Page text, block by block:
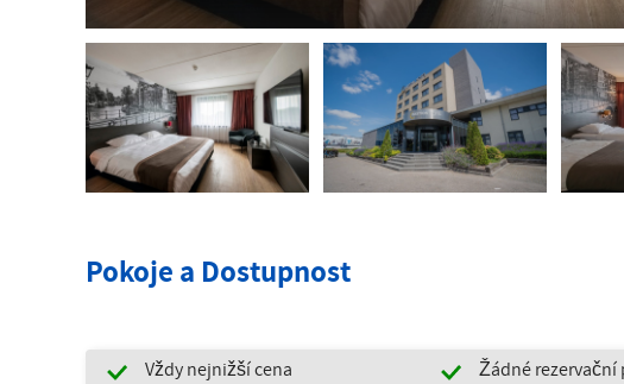
Pokoje a Dostupnost
Vždy nejnižší cena Žádné rezervační